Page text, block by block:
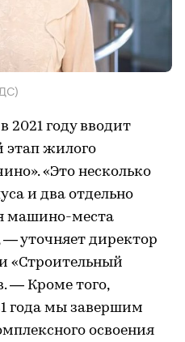
2021 году вводит
этап жилого
«Это несколько
и два отдельно
машино-места
уточняет директор
«Строительный
— Кроме того,
года мы завершим
освоения